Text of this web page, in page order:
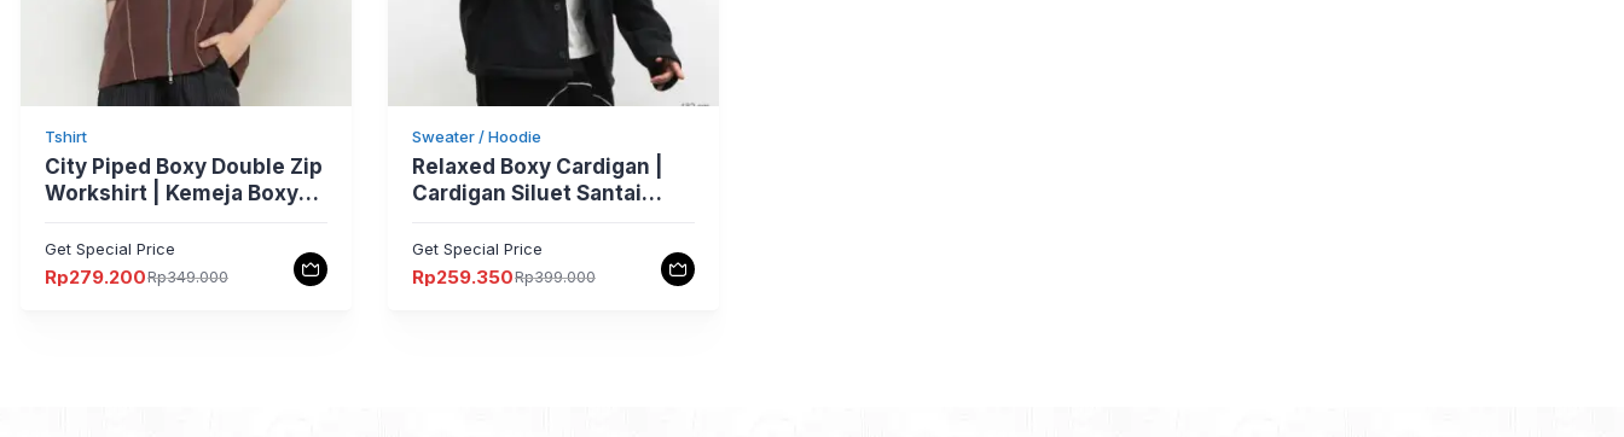
Tshirt
City Piped Boxy Double Zip
Workshirt | Kemeja Boxy
Anti UV
Get Special Price
Rp349.000
Harga
Rp279.200
Harga
Sweater / Hoodie
Relaxed Boxy Cardigan |
Cardigan Siluet Santai
Pro Project
Get Special Price
Rp399.000
Harga
Rp259.350
Harga